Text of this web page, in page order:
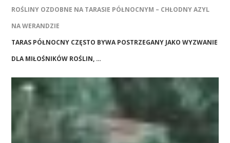
ROŚLINY OZDOBNE NA TARASIE PÓŁNOCNYM – CHŁODNY AZYL
NA WERANDZIE
TARAS PÓŁNOCNY CZĘSTO BYWA POSTRZEGANY JAKO WYZWANIE
DLA MIŁOŚNIKÓW ROŚLIN, …